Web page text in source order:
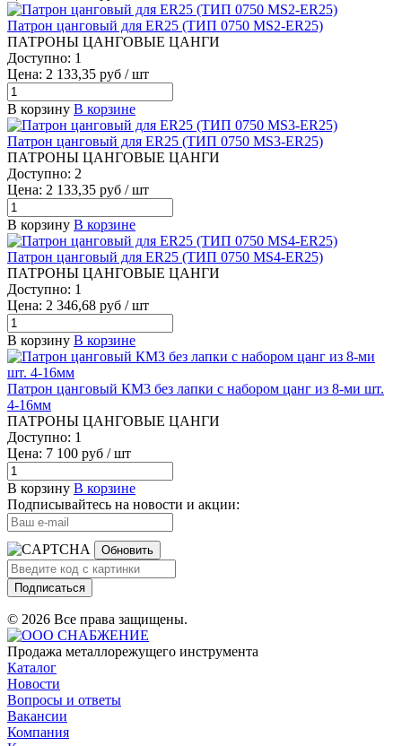
Патрон цанговый для ER25 (ТИП 0750 MS2-ER25)
ПАТРОНЫ ЦАНГОВЫЕ ЦАНГИ
Доступно: 1
Цена: 2 133,35 руб / шт
В корзину В корзине
Патрон цанговый для ER25 (ТИП 0750 MS3-ER25)
ПАТРОНЫ ЦАНГОВЫЕ ЦАНГИ
Доступно: 2
Цена: 2 133,35 руб / шт
В корзину В корзине
Патрон цанговый для ER25 (ТИП 0750 MS4-ER25)
ПАТРОНЫ ЦАНГОВЫЕ ЦАНГИ
Доступно: 1
Цена: 2 346,68 руб / шт
В корзину В корзине
Патрон цанговый КМ3 без лапки с набором цанг из 8-ми шт.
4-16мм
ПАТРОНЫ ЦАНГОВЫЕ ЦАНГИ
Доступно: 1
Цена: 7 100 руб / шт
В корзину В корзине
Подписывайтесь на новости и акции:
Обновить
Подписаться
© 2026 Все права защищены.
Продажа металлорежущего инструмента
Каталог
Новости
Вопросы и ответы
Вакансии
Компания